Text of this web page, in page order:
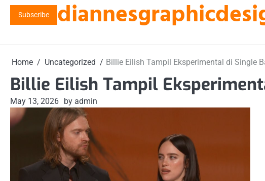
Skip
Subscribe
Home Uncategorized Billie Eilish Tampil Eksperimental di Single
Billie Eilish Tampil
May 13, 2026 by admin